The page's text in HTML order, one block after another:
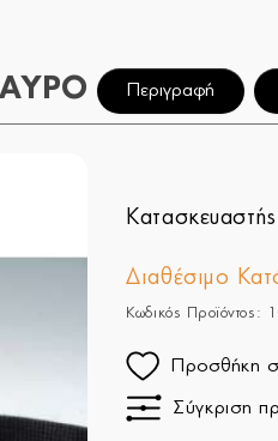
Περιγραφή
Διαθέσιμο
Κωδικός Προϊόντος:
Προσθήκη
Σύγκριση